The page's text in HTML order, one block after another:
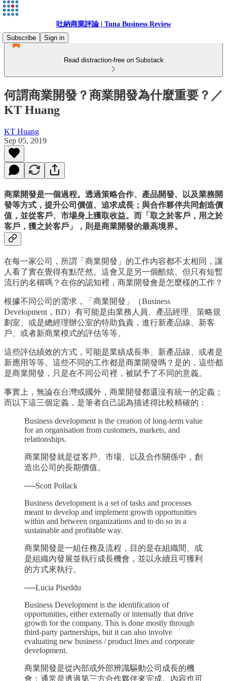
吐納商業評論 | Tuna Business Review
Subscribe
Sign in
Read distraction-free on Substack
何謂商業開發？商業開發為什麼重要？／
KT Huang
KT Huang
Sep 05, 2019
商業開發是一個過程。透過策略合作、產品開發、以及業務開
發等方式，提升公司價值、追求成長；與合作夥伴共同創造價
值，並從客戶、市場身上獲取收益。而「取之於客戶，用之於
客戶，獲之於客戶」，則是商業開發的最高境界。
在每一家公司，所謂「商業開發」的工作內容都不太相同，讓
人看了實在覺得有點茫然。這會又是另一個酷炫、但只有短暫
流行的名稱嗎？在你的認知裡，商業開發會是怎麼樣的工作？
根據不同公司的需求，「商業開發」（Business
Development，BD）有可能是由業務人員、產品經理、策略規
劃室、或是總經理辦公室的特助負責，進行新產品線、新客
戶、或者新商業模式的評估等等。
這些評估績效的方式，可能是業績成長率、新產品線、或者是
新應用等等。這些不同的工作都是商業開發嗎？是的，這些都
是商業開發，只是在不同公司裡，被賦予了不同的意義。
事實上，無論在台灣或國外，商業開發都還沒有統一的定義；
而以下這三個定義，是筆者自己認為描述得比較精確的：
Business development is the creation of long-term value
for an organisation from customers, markets, and
relationships.
商業開發就是從客戶、市場、以及合作關係中，創
造出公司的長期價值。
──Scott Pollack
Business development is a set of tasks and processes
meant to develop and implement growth opportunities
within and between organizations and to do so in a
sustainable and profitable way.
商業開發是一組任務及流程，目的是在組織間、或
是組織內發展並執行成長機會，並以永續且可獲利
的方式來執行。
──Lucia Piseddu
Business Development is the identification of
opportunities, either externally or internally that drive
growth for the company. This is done mostly through
third-party partnerships, but it can also involve
evaluating new business / product lines and corporate
development.
商業開發是從內部或外部辨識驅動公司成長的機
會；通常是透過第三方合作夥伴來完成。內容也可